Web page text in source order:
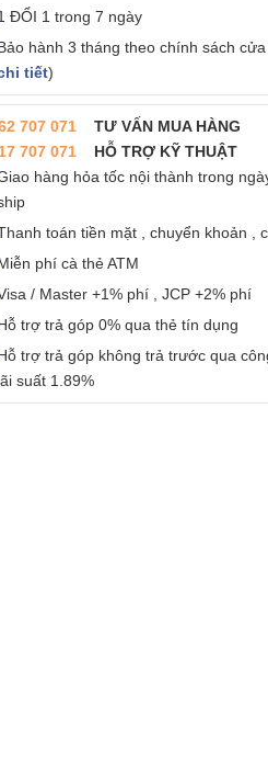
ĐỔI 1 trong 7 ngày
hành 3 tháng theo chính sách
tiết)
707 071
TƯ VẤN MUA HÀNG
707 071
HỖ TRỢ KỸ THUẬT
hàng hỏa tốc nội thành trong
toán tiền mặt , chuyển khoản ,
phí cà thẻ ATM
/ Master +1% phí , JCP +2% phí
trợ trả góp 0% qua thẻ tín dụng
trợ trả góp không trả trước qua
suất 1.89%